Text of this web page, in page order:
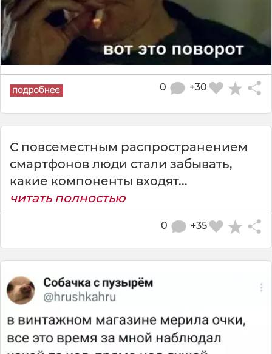
+30
0
С повсеместным распространением
смартфонов люди стали забывать,
какие компоненты входят...
читать полностью
+35
0